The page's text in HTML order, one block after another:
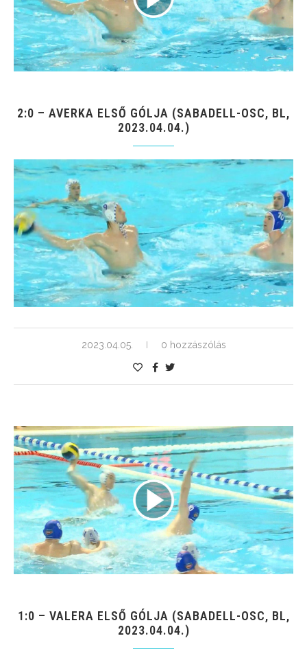
2:0 – AVERKA ELSŐ GÓLJA (SABADELL-OSC, BL,
2023.04.04.)
2023.04.05. 0 hozzászólás
1:0 – VALERA ELSŐ GÓLJA (SABADELL-OSC, BL,
2023.04.04.)